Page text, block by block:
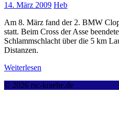
14. März 2009 Heb
Am 8. März fand der 2. BMW
statt. Beim Cross der Asse
Schlammschlacht über die 5 km
Distanzen.
Weiterlesen
© 2026 rsc-kraehe.de